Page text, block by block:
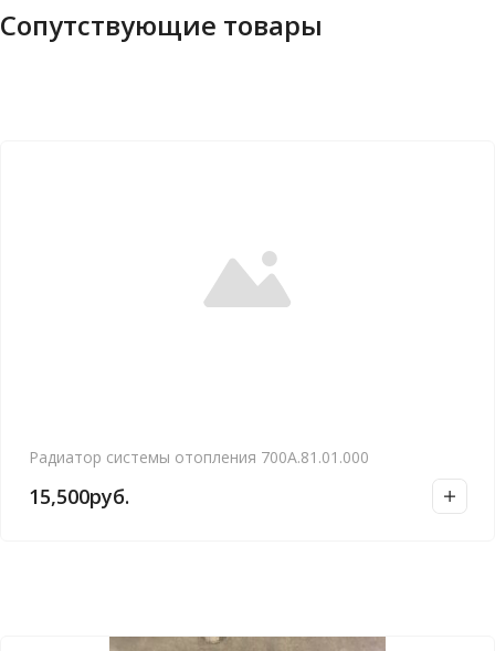
Сопутствующие товары
Радиатор системы отопления 700А.81.01.000
15,500руб.